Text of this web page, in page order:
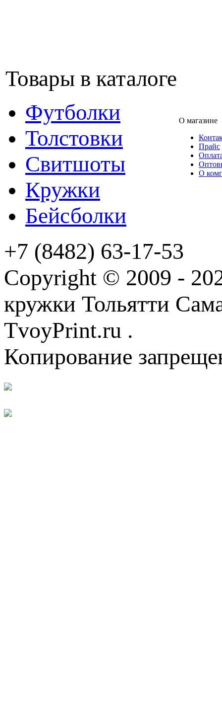
Товары в каталоге
Футболки
Толстовки
Свитшоты
Кружки
Бейсболки
О магазине
Прайс
О
+7 (8482) 63-17-53
Copyright © 2009 -
кружки Тольятти
TvoyPrint.ru .
Копирование